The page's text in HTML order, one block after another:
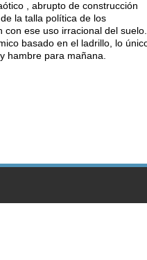
, abrupto de construcción
la talla política de los
ese uso irracional del
basado en el ladrillo, lo
hambre para mañana.